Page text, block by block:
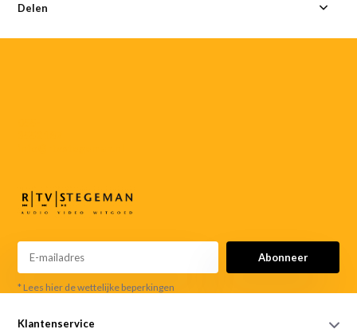
Delen
Abonneer
* Lees hier de wettelijke beperkingen
Klantenservice